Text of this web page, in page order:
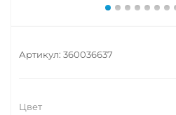
Артикул: 360036637
Цвет